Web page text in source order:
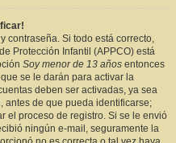
contraseña. Si todo está correcto,
Protección Infantil (APPCO) está
Soy menor de 13 años entonces
se le darán para activar la
deben ser activadas, ya sea
antes de que pueda identificarse;
el proceso de registro. Si se le envió
ningún e-mail, seguramente la